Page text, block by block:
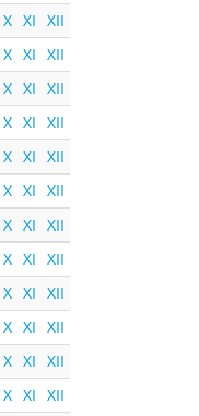
X XI XII
X XI XII
X XI XII
X XI XII
X XI XII
X XI XII
X XI XII
X XI XII
X XI XII
X XI XII
X XI XII
X XI XII